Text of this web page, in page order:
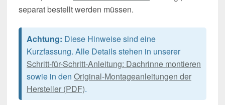
separat bestellt werden müssen.
Achtung: Diese Hinweise sind eine
Kurzfassung. Alle Details stehen in unserer
Schritt-für-Schritt-Anleitung: Dachrinne montieren
sowie in den Original-Montageanleitungen der
Hersteller (PDF).